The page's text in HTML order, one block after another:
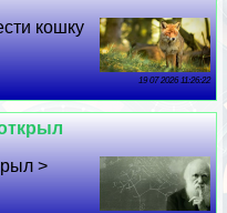
кошку
19 07 2026 11:26:22
>